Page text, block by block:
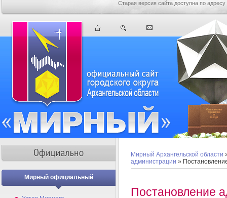
Старая версия сайта доступна по адресу
Мирный официальный
Мирный Архангельской области
администрации »
Постановление